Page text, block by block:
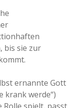
bis sie zur
ernannte Gott
krank werde“)